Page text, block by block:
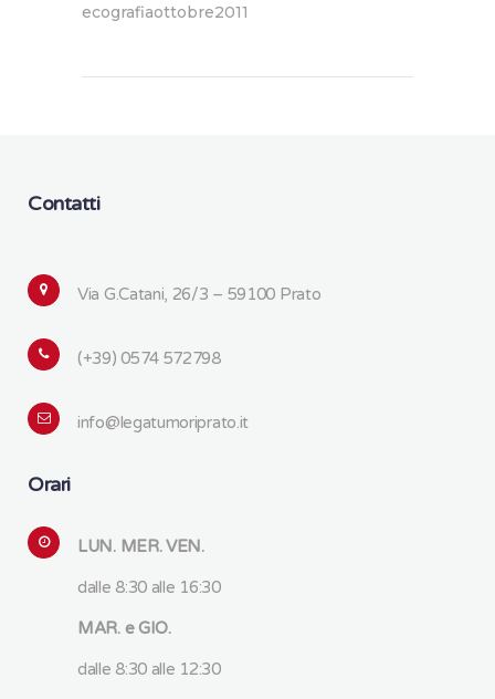
ecografiaottobre2011
Contatti
Via G.Catani, 26/3 – 59100 Prato
(+39) 0574 572798
info@legatumoriprato.it
Orari
LUN. MER. VEN.
dalle 8:30 alle 16:30
MAR. e GIO.
dalle 8:30 alle 12:30